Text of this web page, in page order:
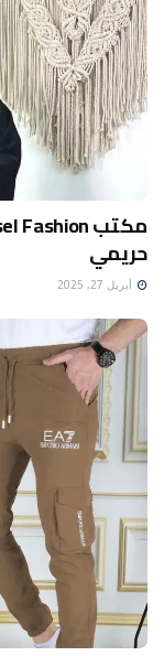
حريمي
أبريل 27, 2025